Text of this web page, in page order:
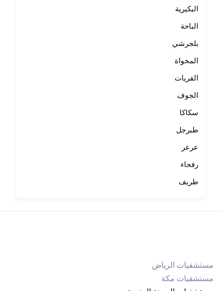
البكيرية
الباحة
بلجرشي
المخواة
القريات
الجوف
سكاكا
طبرجل
عرعر
رفحاء
طريف
مستشفيات الرياض
مستشفيات مكة